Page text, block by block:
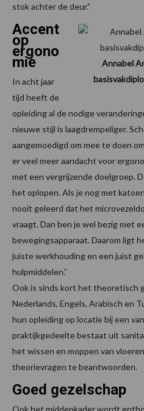
stok achter de deur.”
Annabel
Accent
op
ergono
mie
In acht jaar
tijd heeft de
opleiding al de nodige
nieuwe stijl is laagdrempeliger.
aangemoedigd om mee te doen
er veel meer aandacht voor
met een vergrijzende doelgroep.
het oplopen. Als je nog met
nooit geleerd dat het
vraagt. Dan ben je wel bezig met
bewegingsapparaat. Daarom ligt
juiste werkhouding en een juist
hulpmiddelen.”
Ook is sinds kort het theoretisch
Nederlands, Engels, Arabisch en
hun opleiding op locatie bij een
praktijkgedeelte bestaat uit
het wissen en moppen van
theorievragen te beantwoorden.
Goed gezelschap